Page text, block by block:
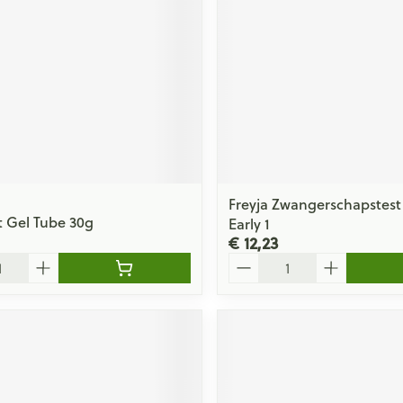
Tube 30g
Freyja
Early 1
€ 12,23